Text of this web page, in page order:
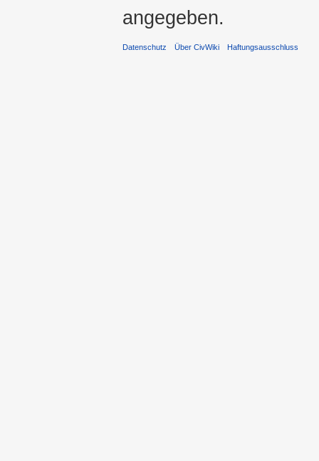
angegeben.
Datenschutz Über CivWiki Haftungsausschluss